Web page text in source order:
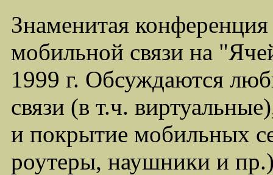
Знаменитая
мобильной связи на
1999 г. Обсуждаются
связи (в т.ч.
и покрытие мобильных
роутеры, наушники и